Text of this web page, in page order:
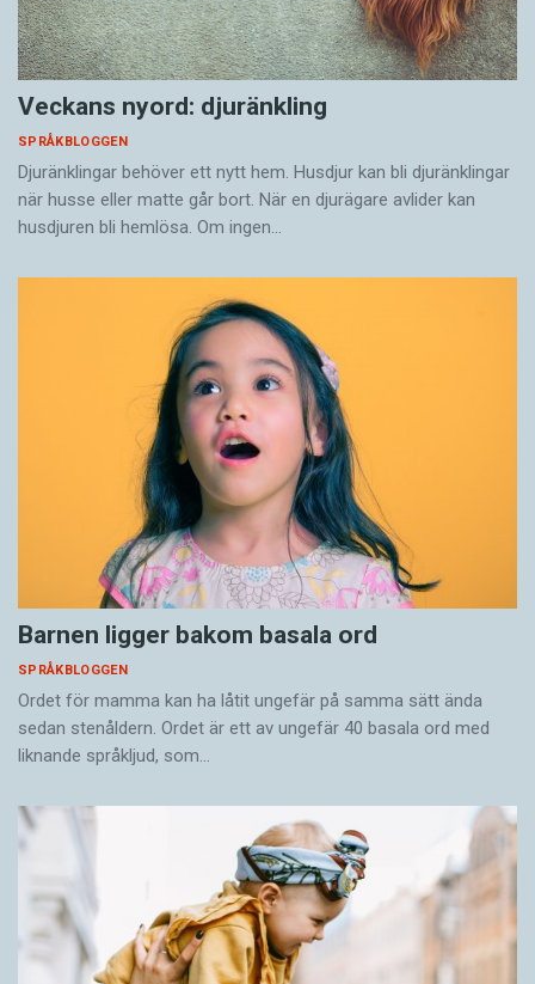
Veckans nyord: djuränkling
SPRÅKBLOGGEN
Djuränklingar behöver ett nytt hem. Husdjur kan bli djuränklingar
när husse eller matte går bort. När en djurägare avlider kan
husdjuren bli hemlösa. Om ingen…
Barnen ligger bakom basala ord
SPRÅKBLOGGEN
Ordet för mamma kan ha låtit ungefär på samma sätt ända
sedan stenåldern. Ordet är ett av ungefär 40 basala ord med
liknande språkljud, som…